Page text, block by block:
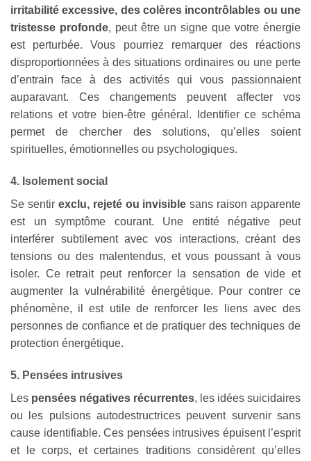
irritabilité excessive, des colères incontrôlables ou une
tristesse profonde, peut être un signe que votre énergie
est perturbée. Vous pourriez remarquer des réactions
disproportionnées à des situations ordinaires ou une perte
d’entrain face à des activités qui vous passionnaient
auparavant. Ces changements peuvent affecter vos
relations et votre bien-être général. Identifier ce schéma
permet de chercher des solutions, qu’elles soient
spirituelles, émotionnelles ou psychologiques.
4. Isolement social
Se sentir exclu, rejeté ou invisible sans raison apparente
est un symptôme courant. Une entité négative peut
interférer subtilement avec vos interactions, créant des
tensions ou des malentendus, et vous poussant à vous
isoler. Ce retrait peut renforcer la sensation de vide et
augmenter la vulnérabilité énergétique. Pour contrer ce
phénomène, il est utile de renforcer les liens avec des
personnes de confiance et de pratiquer des techniques de
protection énergétique.
5. Pensées intrusives
Les pensées négatives récurrentes, les idées suicidaires
ou les pulsions autodestructrices peuvent survenir sans
cause identifiable. Ces pensées intrusives épuisent l’esprit
et le corps, et certaines traditions considèrent qu’elles